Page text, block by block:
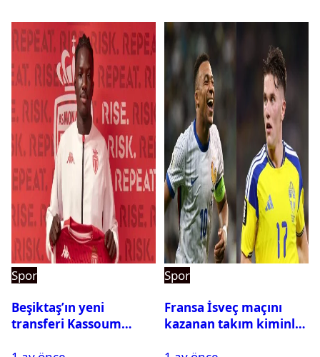
Spor
Beşiktaş’ın yeni
transferi Kassoum
Spor
Fransa İsveç maçını
kazanan takım kiminle